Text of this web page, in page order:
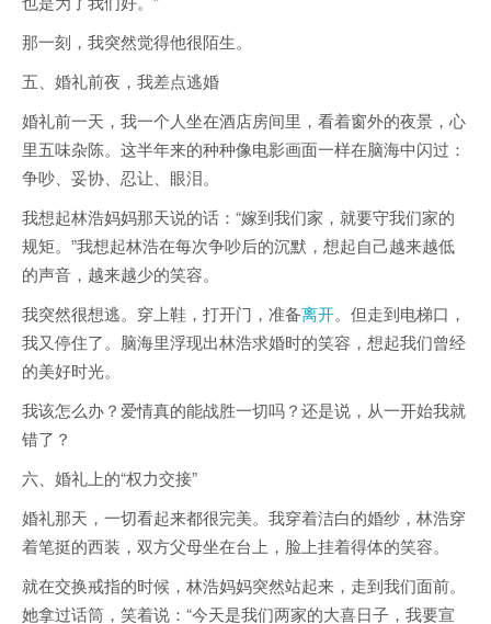
那一刻，我突然觉得他很陌生。
五、婚礼前夜，我差点逃婚
婚礼前一天，我一个人坐在酒店房间里，看着窗外的夜景，心
里五味杂陈。这半年来的种种像电影画面一样在脑海中闪过：
争吵、妥协、忍让、眼泪。
我想起林浩妈妈那天说的话：“嫁到我们家，就要守我们家的
规矩。”我想起林浩在每次争吵后的沉默，想起自己越来越低
的声音，越来越少的笑容。
我突然很想逃。穿上鞋，打开门，准备离开。但走到电梯口，
我又停住了。脑海里浮现出林浩求婚时的笑容，想起我们曾经
的美好时光。
我该怎么办？爱情真的能战胜一切吗？还是说，从一开始我就
错了？
六、婚礼上的“权力交接”
婚礼那天，一切看起来都很完美。我穿着洁白的婚纱，林浩穿
着笔挺的西装，双方父母坐在台上，脸上挂着得体的笑容。
就在交换戒指的时候，林浩妈妈突然站起来，走到我们面前。
她拿过话筒，笑着说：“今天是我们两家的大喜日子，我要宣